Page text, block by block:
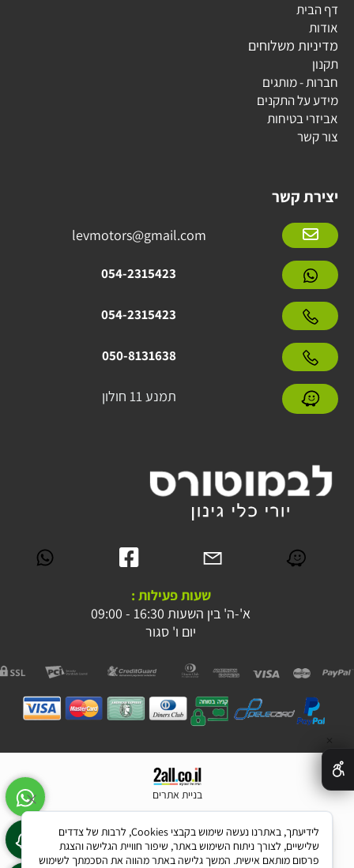
דף הבית
אודות
מדיניות משלוחים
תקנון
חברות - מותגים
מידע על התקנים
אביזרי בטיחות
צור קשר
יצירת קשר
levmotors@gmail.com
054-2315423
054-2315423
050-8131638
תמנע 11 חולון
שעות פעילות :
א'-ה' בין השעות 16:30 - 09:00
יום ו' סגור
בניית אתרים
לידיעתך, באתרנו נעשה שימוש בקבצי Cookies, לרבות של צדדים
שלישיים, לצורך ניתוח השימוש באתר, שיפור חוויית הגלישה והצגת
פרסום מותאם אישית. המשך גלישה באתר מהווה את הסכמתך לשימוש